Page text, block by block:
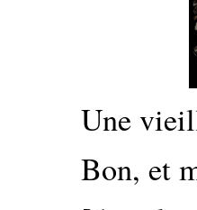
Une
Bon, et